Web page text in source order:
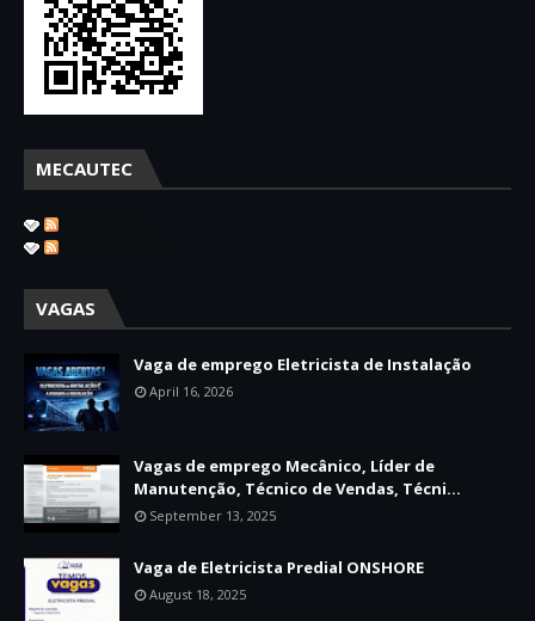
MECAUTEC
VAGAS
Vaga de emprego Eletricista de Instalação
April 16, 2026
Vagas de emprego Mecânico, Líder de
Manutenção, Técnico de Vendas, Técni...
September 13, 2025
Vaga de Eletricista Predial ONSHORE
August 18, 2025